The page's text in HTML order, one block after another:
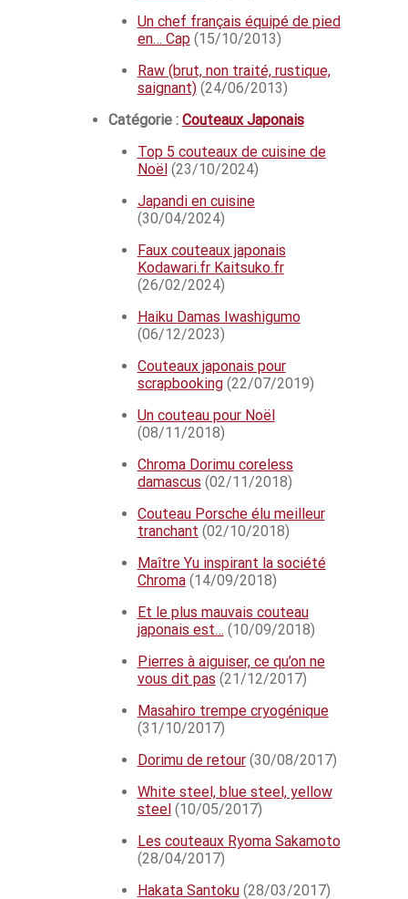
Un chef français équipé de pied
en… Cap(15/10/2013)
Raw (brut, non traité, rustique,
saignant)(24/06/2013)
Catégorie : Couteaux Japonais
Top 5 couteaux de cuisine de
Noël(23/10/2024)
Japandi en cuisine
(30/04/2024)
Faux couteaux japonais
Kodawari.fr Kaitsuko.fr
(26/02/2024)
Haiku Damas Iwashigumo
(06/12/2023)
Couteaux japonais pour
scrapbooking(22/07/2019)
Un couteau pour Noël
(08/11/2018)
Chroma Dorimu coreless
damascus (02/11/2018)
Couteau Porsche élu meilleur
tranchant (02/10/2018)
Maître Yu inspirant la société
Chroma(14/09/2018)
Et le plus mauvais couteau
japonais est… (10/09/2018)
Pierres à aiguiser, ce qu’on ne
vous dit pas (21/12/2017)
Masahiro trempe cryogénique
(31/10/2017)
Dorimu de retour(30/08/2017)
White steel, blue steel, yellow
steel(10/05/2017)
Les couteaux Ryoma Sakamoto
(28/04/2017)
Hakata Santoku(28/03/2017)